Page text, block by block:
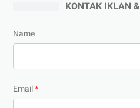
KONTAK IKLAN
Name
Email *